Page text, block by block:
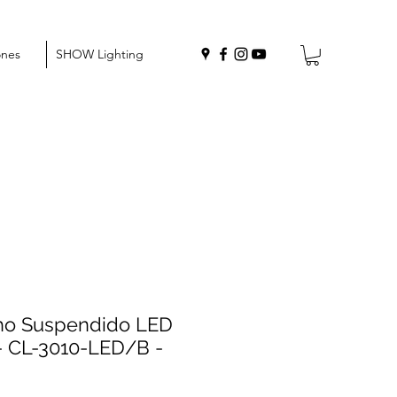
SHOW Lighting
Suspendido LED
CL-3010-LED/B -